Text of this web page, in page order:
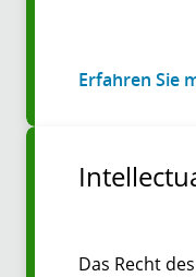
Erfahren Sie
Das Recht